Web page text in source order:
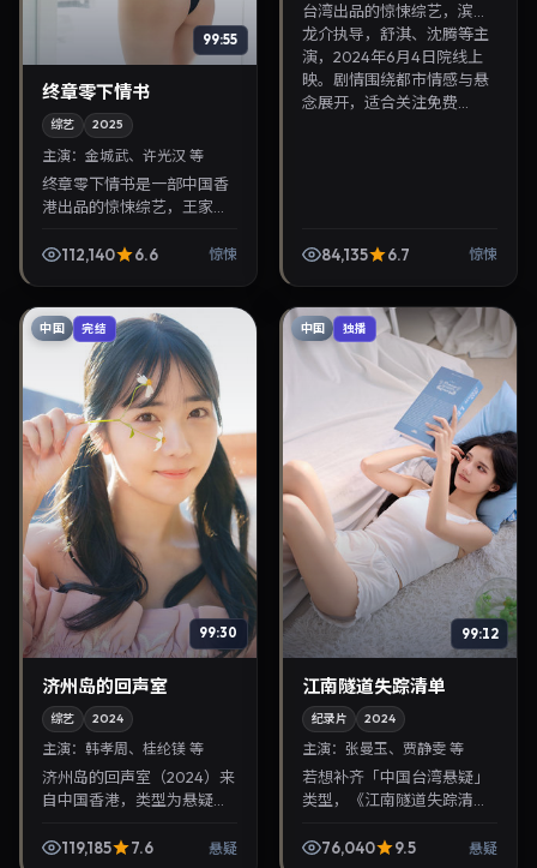
99:55
终章零下情书
综艺 2025
主演： 金城武、许光汉 等
终章零下情书是一部中国香
港出品的惊悚综艺，王家卫
演，2025年12月9日院线上
112,140 6.6 惊悚
台湾出品的惊悚综艺，滨口
龙介执导，舒淇、沈腾等主
演，2024年6月4日院线上
映。剧情围绕都市情感与悬
念展开，适合关注免费...
84,135 6.7 惊悚
中国 完结
99:30
济州岛的回声室
综艺 2024
主演： 韩孝周、桂纶镁 等
济州岛的回声室（2024）来
自中国香港，类型为悬疑，
镁等参与演出。2024年8月
119,185 7.6 悬疑
中国 独播
99:12
江南隧道失踪清单
纪录片 2024
主演：张曼玉、贾静雯 等
若想补齐「中国台湾悬疑」
类型，《江南隧道失踪清
演，张曼玉、贾静雯主演，
76,040 9.5 悬疑